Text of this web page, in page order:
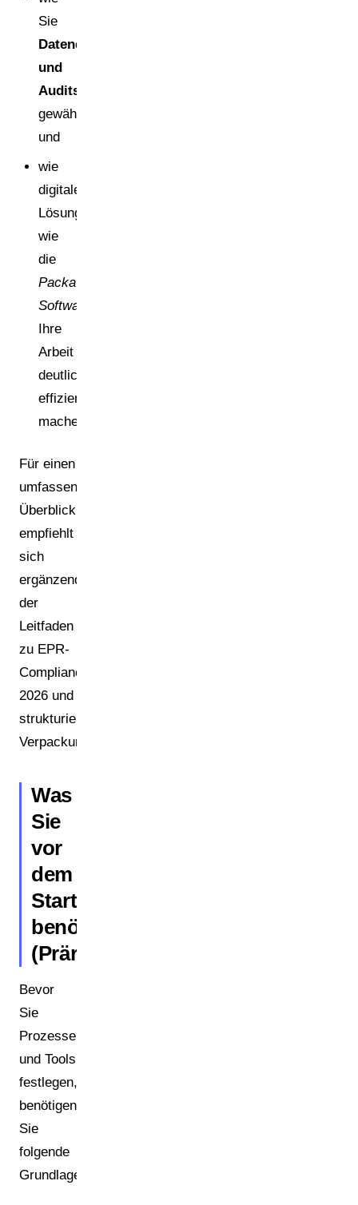
Sie
Datenqualität
und
Auditsicherheit
gewährleisten
und
wie
digitale
Lösungen
wie
die
Packa-
Software
Ihre
Arbeit
deutlich
effizienter
machen.
Für einen
umfassenden
Überblick
empfiehlt
sich
ergänzend
der
Leitfaden
zu EPR-
Compliance
2026 und
strukturierten
Verpackungsdaten
Was
Sie
vor
dem
Start
benötigen
(Prärequisiten)
Bevor
Sie
Prozesse
und Tools
festlegen,
benötigen
Sie
folgende
Grundlagen: